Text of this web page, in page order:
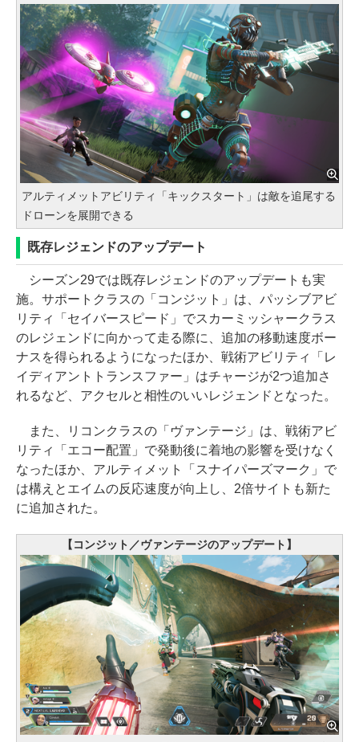
アルティメットアビリティ「キックスタート」は敵を追尾する
ドローンを展開できる
既存レジェンドのアップデート
シーズン29では既存レジェンドのアップデートも実
施。サポートクラスの「コンジット」は、パッシブアビ
リティ「セイバースピード」でスカーミッシャークラス
のレジェンドに向かって走る際に、追加の移動速度ボー
ナスを得られるようになったほか、戦術アビリティ「レ
イディアントトランスファー」はチャージが2つ追加さ
れるなど、アクセルと相性のいいレジェンドとなった。
また、リコンクラスの「ヴァンテージ」は、戦術アビ
リティ「エコー配置」で発動後に着地の影響を受けなく
なったほか、アルティメット「スナイパーズマーク」で
は構えとエイムの反応速度が向上し、2倍サイトも新た
に追加された。
【コンジット／ヴァンテージのアップデート】